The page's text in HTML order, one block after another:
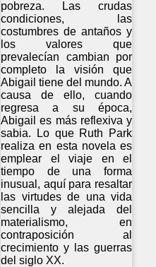
pobreza. Las crudas
condiciones, las
costumbres de antaños y
los valores que
prevalecían cambian por
completo la visión que
Abigail tiene del mundo. A
causa de ello, cuando
regresa a su época,
Abigail es más reflexiva y
sabia. Lo que Ruth Park
realiza en esta novela es
emplear el viaje en el
tiempo de una forma
inusual, aquí para resaltar
las virtudes de una vida
sencilla y alejada del
materialismo, en
contraposición al
crecimiento y las guerras
del siglo XX.